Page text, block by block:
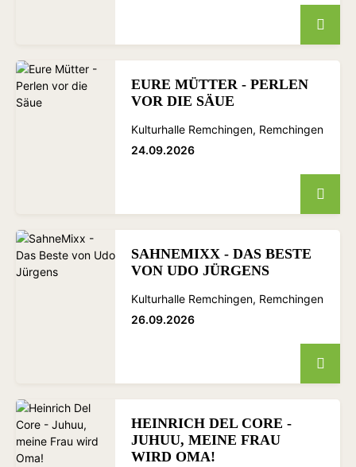
EURE MÜTTER - PERLEN
VOR DIE SÄUE
Kulturhalle Remchingen, Remchingen
24.09.2026
SAHNEMIXX - DAS BESTE
VON UDO JÜRGENS
Kulturhalle Remchingen, Remchingen
26.09.2026
HEINRICH DEL CORE -
JUHUU, MEINE FRAU
WIRD OMA!